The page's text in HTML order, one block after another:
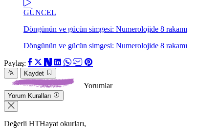
GÜNCEL
Döngünün ve gücün simgesi: Numerolojide 8 rakamı
Döngünün ve gücün simgesi: Numerolojide 8 rakamı
Paylaş:
Kaydet
Yorumlar
Yorum Kuralları
Değerli HTHayat okurları,